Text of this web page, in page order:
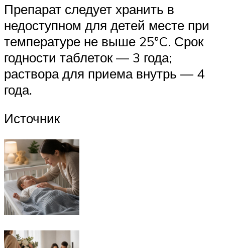
Препарат следует хранить в
недоступном для детей месте при
температуре не выше 25°C. Срок
годности таблеток — 3 года;
раствора для приема внутрь — 4
года.
Источник